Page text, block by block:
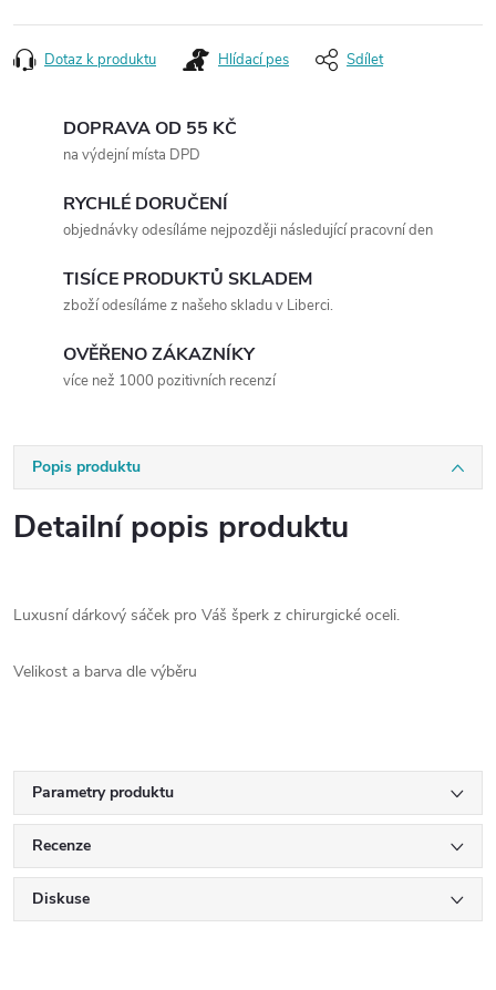
Dotaz k produktu Hlídací pes Sdílet
DOPRAVA OD 55 KČ
na výdejní místa DPD
RYCHLÉ DORUČENÍ
objednávky odesíláme nejpozději následující pracovní den
TISÍCE PRODUKTŮ SKLADEM
zboží odesíláme z našeho skladu v Liberci.
OVĚŘENO ZÁKAZNÍKY
více než 1000 pozitivních recenzí
Popis produktu
Detailní popis produktu
Luxusní dárkový sáček pro Váš šperk z chirurgické oceli.
Velikost a barva dle výběru
Parametry produktu
Recenze
Diskuse